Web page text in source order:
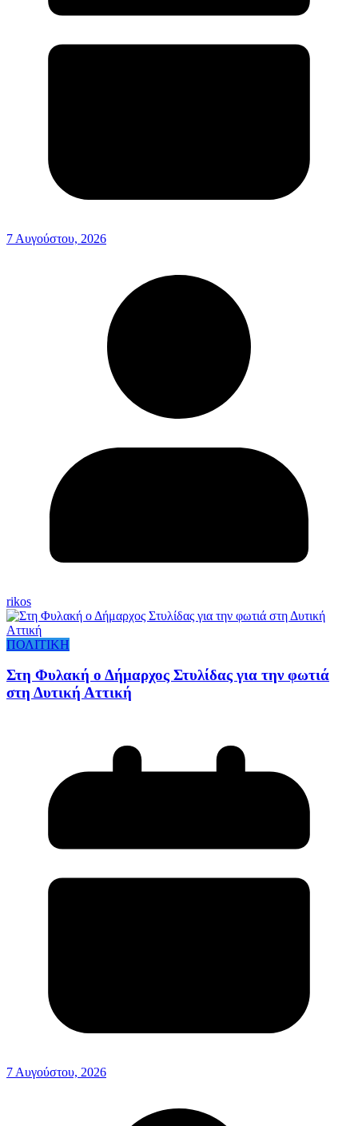
7 Αυγούστου, 2026
rikos
ΠΟΛΙΤΙΚΗ
Στη Φυλακή ο Δήμαρχος Στυλίδας για την φωτιά
στη Δυτική Αττική
7 Αυγούστου, 2026